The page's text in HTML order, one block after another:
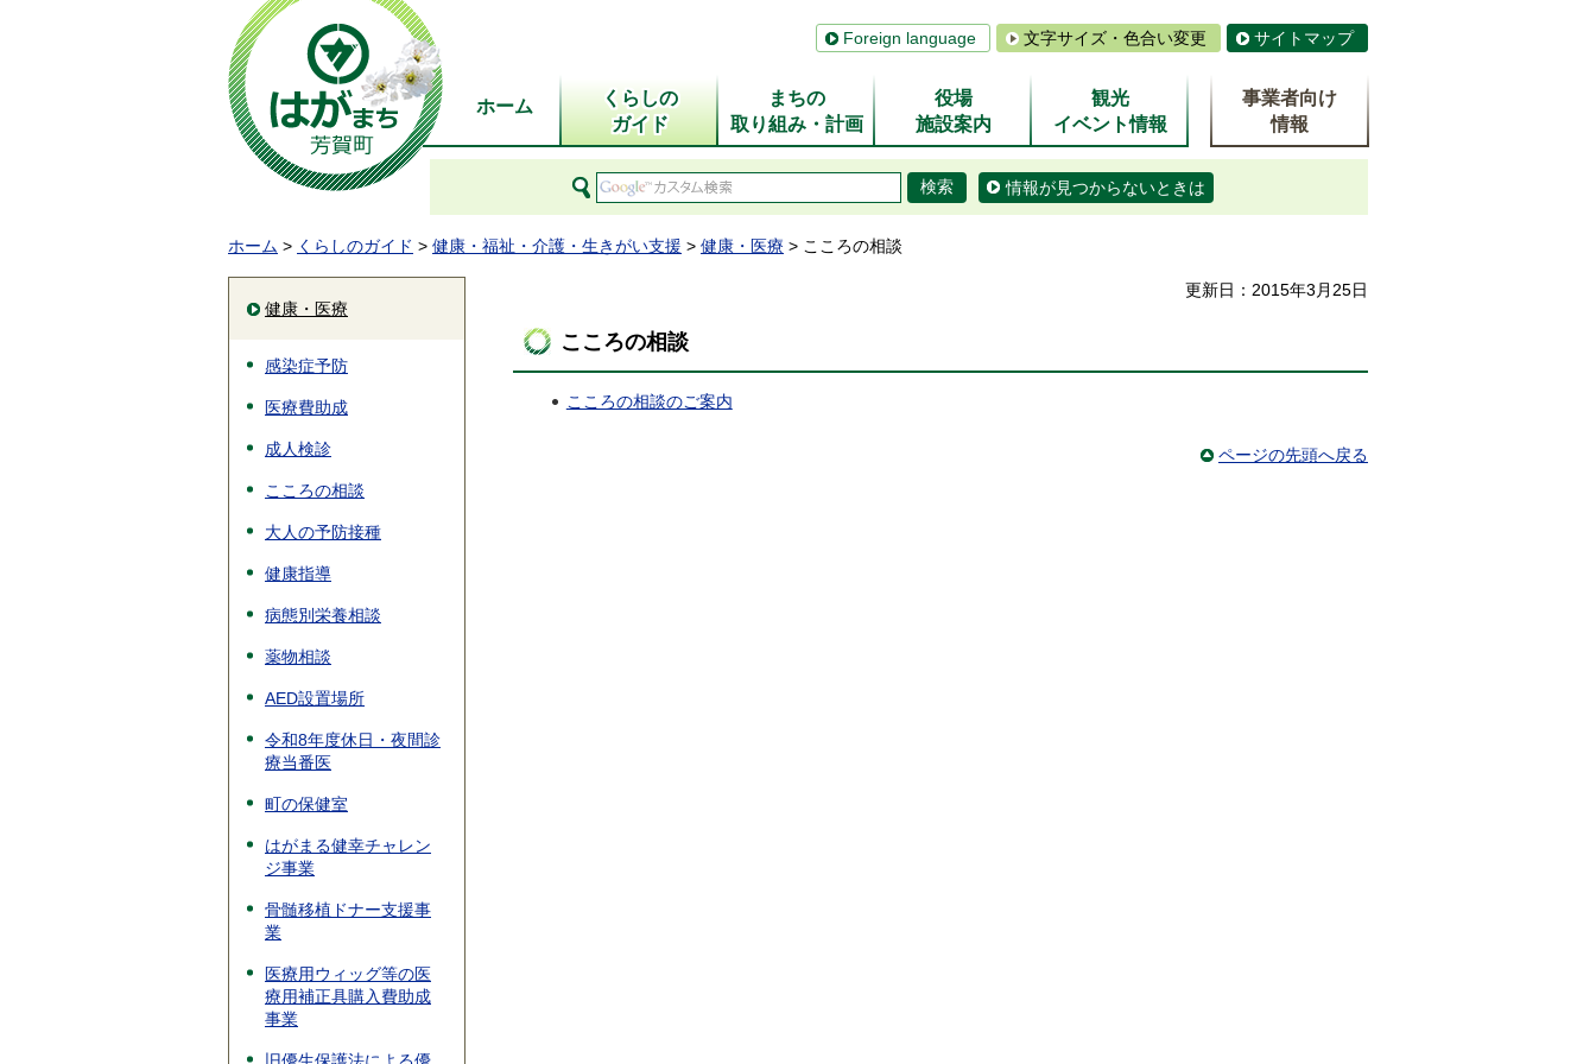
Foreign language 文字サイズ・色合い変更 サイトマップ
ホーム
くらしの
ガイド
まちの
取り組み・計画
役場
施設案内
観光
イベント情報
事業者向け
情報
情報が見つからないときは
ホーム > くらしのガイド > 健康・福祉・介護・生きがい支援 > 健康・医療 > こころの相談
健康・医療
感染症予防
医療費助成
成人検診
こころの相談
大人の予防接種
健康指導
病態別栄養相談
薬物相談
AED設置場所
令和8年度休日・夜間診
療当番医
町の保健室
はがまる健幸チャレン
ジ事業
骨髄移植ドナー支援事
業
医療用ウィッグ等の医
療用補正具購入費助成
事業
更新日：2015年3月25日
こころの相談
こころの相談のご案内
ページの先頭へ戻る